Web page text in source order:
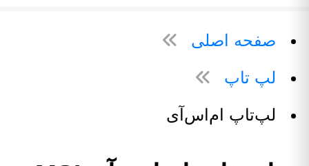
صفحه اصلی
لپ تاپ
لپ‌تاپ ام‌اس‌آی